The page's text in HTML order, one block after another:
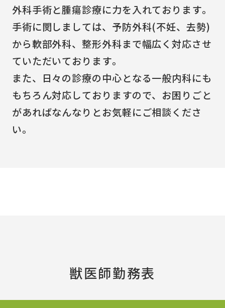
外科手術と腫瘍診療に力を入れております。
手術に関しましては、予防外科(不妊、去勢)
から軟部外科、整形外科まで幅広く対応させ
ていただいております。
また、日々の診療の中心となる一般内科にも
もちろん対応しておりますので、お困りごと
があればなんなりとお気軽にご相談くださ
い。
獣医師勤務表